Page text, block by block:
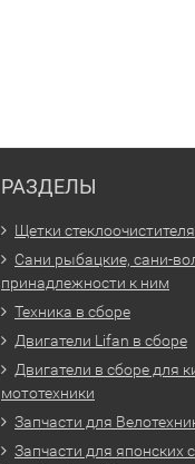
РАЗДЕЛЫ
Щетки стеклоочистителя
Сани рыбацкие, сани-
принадлежности к ним
Техника в сборе
Двигатели Lifan в сборе
Двигатели в сборе для
мототехники
Запчасти для
Запчасти для японских